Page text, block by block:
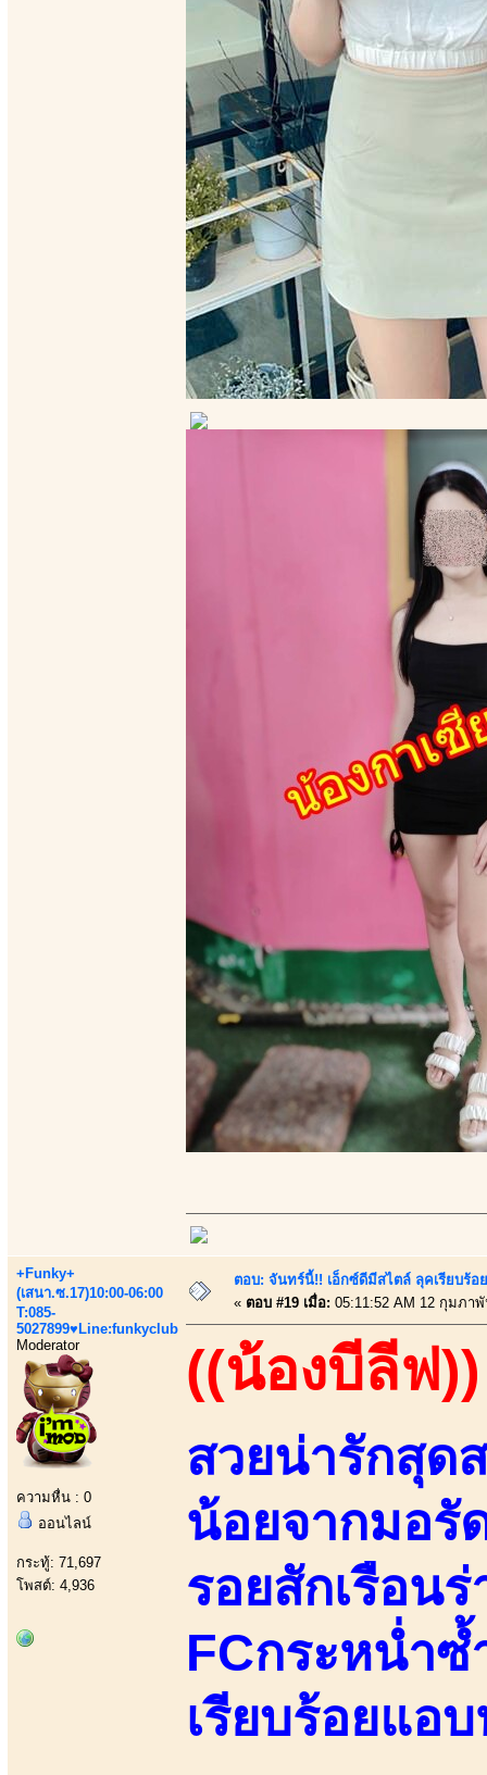
+Funky+
(เสนา.ซ.17)10:00-06:00
T:085-
5027899♥Line:funkyclub
Moderator
ความหื่น : 0
ออนไลน์
กระทู้: 71,697
โพสต์: 4,936
ตอบ: จันทร์นี้!! เอ็กซ์ดีมีสไตล์ ลุคเรียบร้
« ตอบ #19 เมื่อ: 05:11:52 AM 12 กุมภา
((น้องบีลีฟ))
สวยน่ารักสุด
น้อยจากมอรั
รอยสักเรือน
FCกระหน่ำซ้
เรียบร้อยแอ